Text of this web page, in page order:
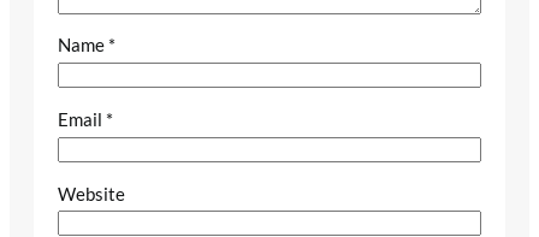
Name *
Email *
Website